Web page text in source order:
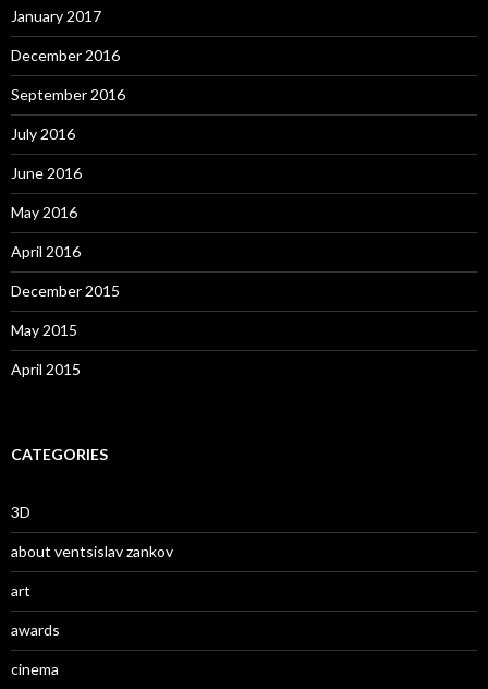
January 2017
December 2016
September 2016
July 2016
June 2016
May 2016
April 2016
December 2015
May 2015
April 2015
CATEGORIES
3D
about ventsislav zankov
art
awards
cinema